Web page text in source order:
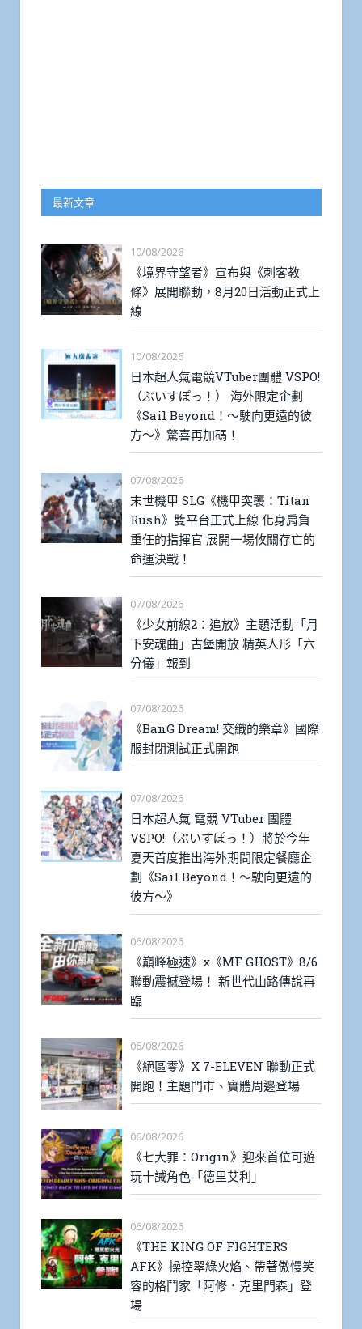
最新文章
10/08/2026
《境界守望者》宣布與《刺客教
條》展開聯動，8月20日活動正式上
線
10/08/2026
日本超人氣電競VTuber團體 VSPO!
（ぶいすぽっ！） 海外限定企劃
《Sail Beyond！～駛向更遠的彼
方～》驚喜再加碼！
07/08/2026
末世機甲 SLG《機甲突襲：Titan
Rush》雙平台正式上線 化身肩負
重任的指揮官 展開一場攸關存亡的
命運決戰！
07/08/2026
《少女前線2：追放》主題活動「月
下安魂曲」古堡開放 精英人形「六
分儀」報到
07/08/2026
《BanG Dream! 交織的樂章》國際
服封閉測試正式開跑
07/08/2026
日本超人氣 電競 VTuber 團體
VSPO!（ぶいすぽっ！）將於今年
夏天首度推出海外期間限定餐廳企
劃《Sail Beyond！～駛向更遠的
彼方～》
06/08/2026
《巔峰極速》x《MF GHOST》8/6
聯動震撼登場！ 新世代山路傳說再
臨
06/08/2026
《絕區零》X 7-ELEVEN 聯動正式
開跑！主題門市、實體周邊登場
06/08/2026
《七大罪：Origin》迎來首位可遊
玩十誡角色「德里艾利」
06/08/2026
《THE KING OF FIGHTERS
AFK》操控翠綠火焰、帶著傲慢笑
容的格鬥家「阿修．克里門森」登
場